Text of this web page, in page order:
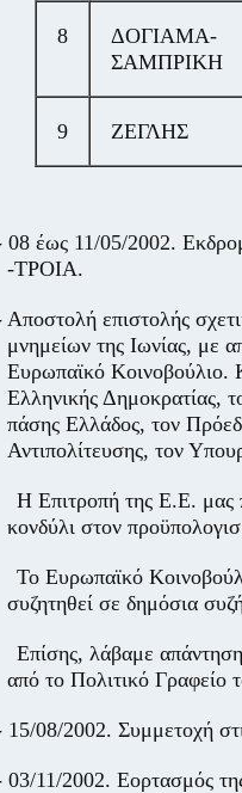
8
ΔΟΓΙΑΜΑ-
ΣΑΜΠΡΙΚΗ
9 ΖΕΓΛΗΣ
08 έως 11/05/2002.
-ΤΡΟΙΑ.
Αποστολή επιστολής
μνημείων της Ιωνίας, με
Ευρωπαϊκό Κοινοβούλιο.
Ελληνικής Δημοκρατίας,
πάσης Ελλάδος, τον
Αντιπολίτευσης, τον
Η Επιτροπή της Ε.Ε. μας
κονδύλι στον
Το Ευρωπαϊκό
συζητηθεί σε δημόσια
Επίσης, λάβαμε
από το Πολιτικό Γραφείο
15/08/2002. Συμμετοχή
03/11/2002. Εορτασμός